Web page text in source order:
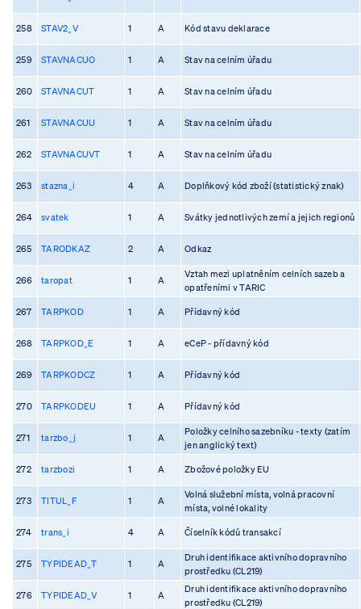
258 STAV2_V 1 A Kód stavu deklarace
259 STAVNACUO 1 A Stav na celním úřadu
260 STAVNACUT 1 A Stav na celním úřadu
261 STAVNACUU 1 A Stav na celním úřadu
262 STAVNACUVT 1 A Stav na celním úřadu
263 stazna_i 4 A Doplňkový kód zboží (statistický znak)
264 svatek 1 A Svátky jednotlivých zemí a jejich regionů
265 TARODKAZ 2 A Odkaz
266 taropat 1 A
Vztah mezi uplatněním celních sazeb a
opatřeními v TARIC
267 TARPKOD 1 A Přídavný kód
268 TARPKOD_E 1 A eCeP - přídavný kód
269 TARPKODCZ 1 A Přídavný kód
270 TARPKODEU 1 A Přídavný kód
271 tarzbo_j 1 A
Položky celního sazebníku - texty (zatím
jen anglický text)
272 tarzbozi 1 A Zbožové položky EU
273 TITUL_F 1 A
Volná služební místa, volná pracovní
místa, volné lokality
274 trans_i 4 A Číselník kódů transakcí
275 TYPIDEAD_T 1 A
Druh identifikace aktivního dopravního
prostředku (CL219)
276 TYPIDEAD_V 1 A
Druh identifikace aktivního dopravního
prostředku (CL219)